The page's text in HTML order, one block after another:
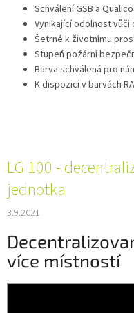
Schválení GSB a
Vynikající odolnost vůči
Šetrné k životnímu
Stupeň požární
Barva schválená pro
K dispozici v barvách
LG 100 -
jednotka
3.9.2021
více místností